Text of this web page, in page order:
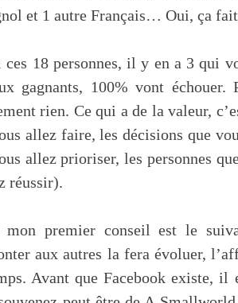
et 1 autre Français… Oui, ça
ces 18 personnes, il y en a 3 qui
gagnants, 100% vont
rien. Ce qui a de la valeur,
allez faire, les décisions que
allez prioriser, les personnes
réussir).
mon premier conseil est le
aux autres la fera évoluer,
Avant que Facebook existe,